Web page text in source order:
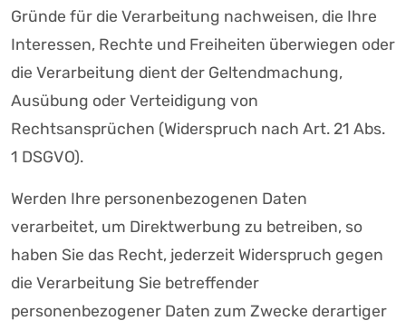
Gründe für die Verarbeitung nachweisen, die Ihre
Interessen, Rechte und Freiheiten überwiegen oder
die Verarbeitung dient der Geltendmachung,
Ausübung oder Verteidigung von
Rechtsansprüchen (Widerspruch nach Art. 21 Abs.
1 DSGVO).
Werden Ihre personenbezogenen Daten
verarbeitet, um Direktwerbung zu betreiben, so
haben Sie das Recht, jederzeit Widerspruch gegen
die Verarbeitung Sie betreffender
personenbezogener Daten zum Zwecke derartiger